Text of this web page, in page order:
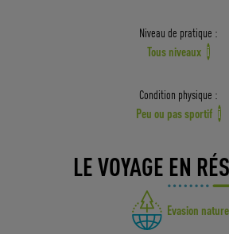
Niveau de pratique :
Tous niveaux i
Condition physique :
Peu ou pas sportif i
LE VOYAGE EN
Evasion nature